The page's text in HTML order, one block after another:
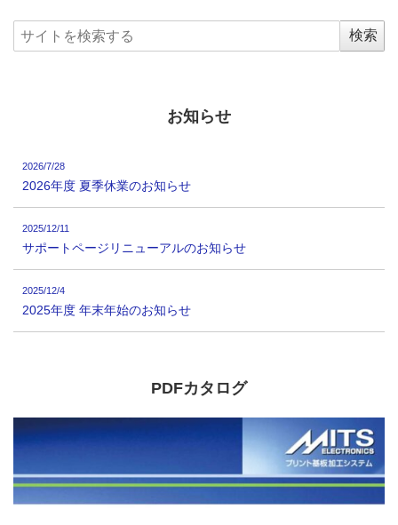
お知らせ
2026/7/28
2026年度 夏季休業のお知らせ
2025/12/11
サポートページリニューアルのお知らせ
2025/12/4
2025年度 年末年始のお知らせ
PDFカタログ